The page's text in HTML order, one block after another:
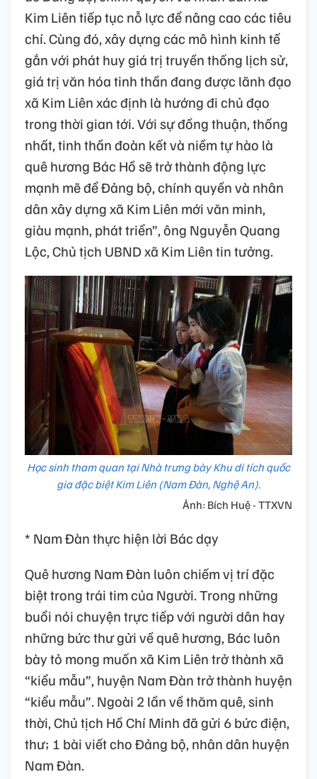
Kim Liên tiếp tục nỗ lực để nâng cao các tiêu
chí. Cùng đó, xây dựng các mô hình kinh tế
gắn với phát huy giá trị truyền thống lịch sử,
giá trị văn hóa tinh thần đang được lãnh đạo
xã Kim Liên xác định là hướng đi chủ đạo
trong thời gian tới. Với sự đồng thuận, thống
nhất, tinh thần đoàn kết và niềm tự hào là
quê hương Bác Hồ sẽ trở thành động lực
mạnh mẽ để Đảng bộ, chính quyền và nhân
dân xây dựng xã Kim Liên mới văn minh,
giàu mạnh, phát triển”, ông Nguyễn Quang
Lộc, Chủ tịch UBND xã Kim Liên tin tưởng.
Học sinh tham quan tại Nhà trưng bày Khu di tích quốc
gia đặc biệt Kim Liên (Nam Đàn, Nghệ An).
Ảnh: Bích Huệ - TTXVN
* Nam Đàn thực hiện lời Bác dạy
Quê hương Nam Đàn luôn chiếm vị trí đặc
biệt trong trái tim của Người. Trong những
buổi nói chuyện trực tiếp với người dân hay
những bức thư gửi về quê hương, Bác luôn
bày tỏ mong muốn xã Kim Liên trở thành xã
“kiểu mẫu”, huyện Nam Đàn trở thành huyện
“kiểu mẫu”. Ngoài 2 lần về thăm quê, sinh
thời, Chủ tịch Hồ Chí Minh đã gửi 6 bức điện,
thư; 1 bài viết cho Đảng bộ, nhân dân huyện
Nam Đàn.